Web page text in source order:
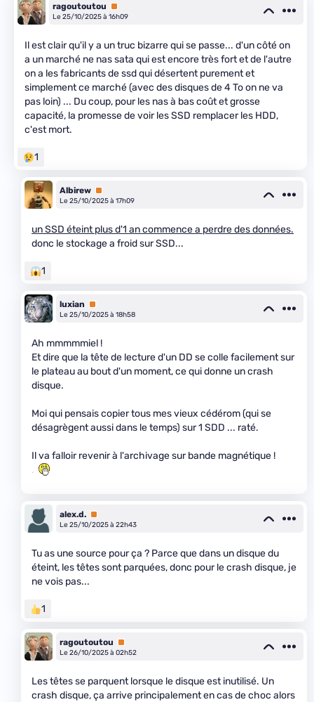
ragoutoutou
Premium
Le 25/10/2025 à 16h09
Il est clair qu'il y a un truc bizarre qui se passe... d'un côté on
a un marché ne nas sata qui est encore très fort et de l'autre
on a les fabricants de ssd qui désertent purement et
simplement ce marché (avec des disques de 4 To on ne va
pas loin) ... Du coup, pour les nas à bas coût et grosse
capacité, la promesse de voir les SSD remplacer les HDD,
c'est mort.
1
Albirew Premium
Le 25/10/2025 à 17h09
un SSD éteint plus d'1 an commence a perdre des données.
donc le stockage a froid sur SSD...
1
luxian
Premium
Le 25/10/2025 à 18h58
Ah mmmmmiel !
Et dire que la tête de lecture d'un DD se colle facilement sur
le plateau au bout d'un moment, ce qui donne un crash
disque.
Moi qui pensais copier tous mes vieux cédérom (qui se
désagrègent aussi dans le temps) sur 1 SDD ... raté.
Il va falloir revenir à l'archivage sur bande magnétique !
alex.d. Premium
Le 25/10/2025 à 22h43
Tu as une source pour ça ? Parce que dans un disque du
éteint, les têtes sont parquées, donc pour le crash disque, je
ne vois pas...
1
ragoutoutou
Premium
Le 26/10/2025 à 02h52
Les têtes se parquent lorsque le disque est inutilisé. Un
crash disque, ça arrive principalement en cas de choc alors